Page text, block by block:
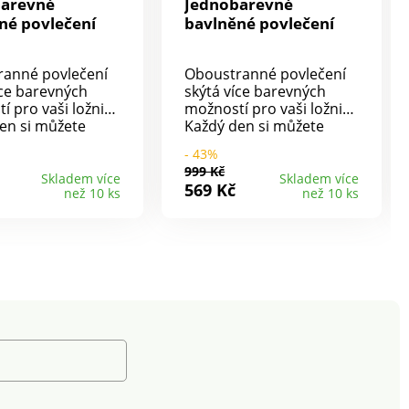
povlečení
povlečení
barevných
pro vaši ložnici.
si můžete
tomu vůbec
povlečení.
Skladem více
než 10 ks
bavlněné povlečení
Oboustranné povlečení
skýtá více barevných
možností pro vaši ložnici.
Každý den si můžete
nebude k tomu vůbec
nutné měnit povlečení.
Krásný decentní
- 43%
999 Kč
569 Kč
Skladem více
než 10 ks